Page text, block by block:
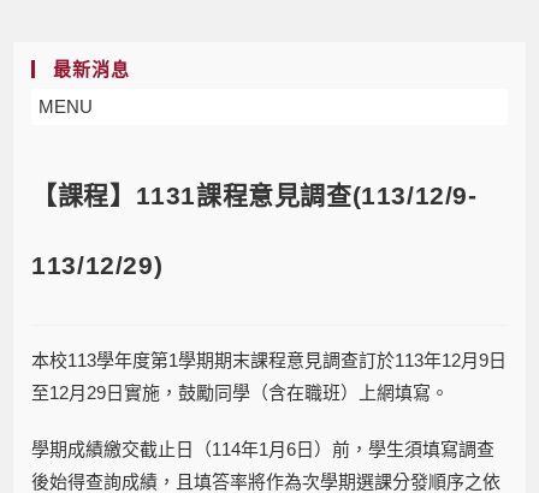
最新消息
MENU
【課程】1131課程意見調查(113/12/9-
113/12/29)
本校113學年度第1學期期末課程意見調查訂於113年12月9日
至12月29日實施，鼓勵同學（含在職班）上網填寫。
學期成績繳交截止日（114年1月6日）前，學生須填寫調查
後始得查詢成績，且填答率將作為次學期選課分發順序之依